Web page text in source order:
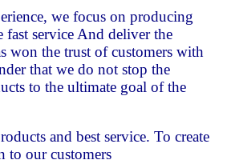
we focus on producing
service And deliver the
won the trust of customers with
that we do not stop the
to the ultimate goal of the
and best service. To create
to our customers